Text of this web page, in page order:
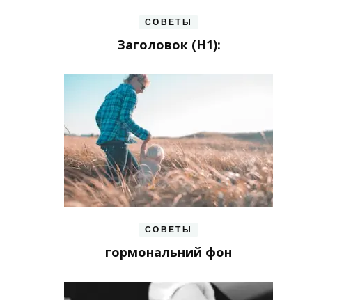
СОВЕТЫ
Заголовок (H1):
СОВЕТЫ
гормональний фон